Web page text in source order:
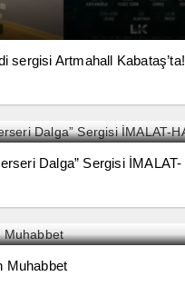
sergisi Artmahall Kabataş’ta!
Dalga” Sergisi İMALAT-
Muhabbet